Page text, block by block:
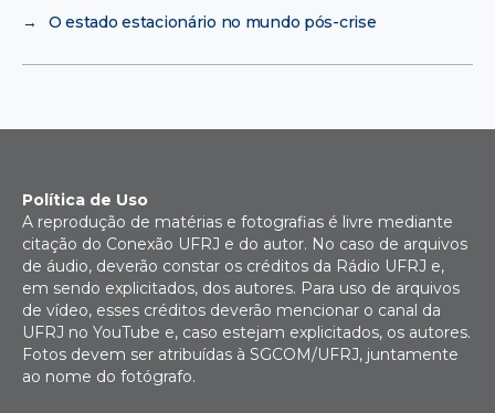
→
O estado estacionário no mundo pós-crise
Política de Uso
A reprodução de matérias e fotografias é livre mediante
citação do Conexão UFRJ e do autor. No caso de arquivos
de áudio, deverão constar os créditos da Rádio UFRJ e,
em sendo explicitados, dos autores. Para uso de arquivos
de vídeo, esses créditos deverão mencionar o canal da
UFRJ no YouTube e, caso estejam explicitados, os autores.
Fotos devem ser atribuídas à SGCOM/UFRJ, juntamente
ao nome do fotógrafo.